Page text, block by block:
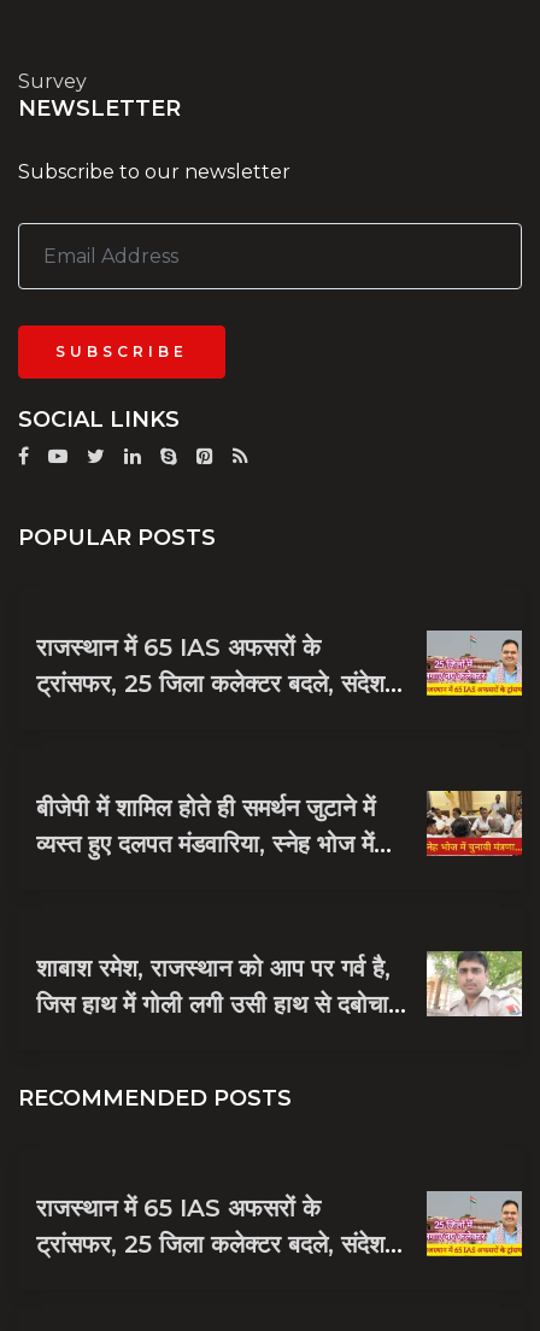
Survey
NEWSLETTER
Subscribe to our newsletter
SUBSCRIBE
SOCIAL LINKS
POPULAR POSTS
राजस्थान में 65 IAS अफसरों के
ट्रांसफर, 25 जिला कलेक्टर बदले, संदेश
बीजेपी में शामिल होते ही समर्थन जुटाने में
व्यस्त हुए दलपत मंडवारिया, स्नेह भोज में
शाबाश रमेश, राजस्थान को आप पर गर्व है,
जिस हाथ में गोली लगी उसी हाथ से दबोचा
RECOMMENDED POSTS
राजस्थान में 65 IAS अफसरों के
ट्रांसफर, 25 जिला कलेक्टर बदले, संदेश